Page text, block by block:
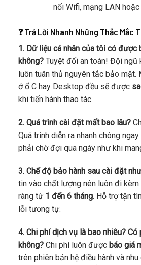
nối Wifi, mạng LAN
❓ Trả Lời Nhanh Những Thắc Mắc
1. Dữ liệu cá nhân của tôi có được
không?Tuyệt đối an toàn! Đội ngũ
luôn tuân thủ nguyên tắc bảo mật.
ở ổ C hay Desktop đều sẽ được
khi tiến hành thao tác.
2. Quá trình cài đặt mất bao lâu?
Quá trình diễn ra nhanh chóng
phải chờ đợi qua ngày như khi
3. Chế độ bảo hành sau cài đặt
tin vào chất lượng nên luôn đi kèm
ràng từ 1 đến 6 tháng. Hỗ trợ tận
lỗi tương tự.
4. Chi phí dịch vụ là bao nhiêu?
không?Chi phí luôn được báo giá
trên phiên bản hệ điều hành và nhu